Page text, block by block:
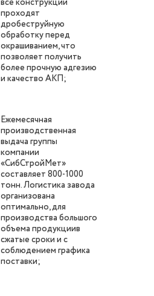
все конструкции
проходят
дробеструйную
обработку перед
окрашиванием, что
позволяет получить
более прочную адгезию
и качество АКП;
Ежемесячная
производственная
выдача группы
компании
«СибСтройМет»
составляет 800-1000
тонн. Логистика завода
организована
оптимально, для
производства большого
объема продукциив
сжатые сроки и с
соблюдением графика
поставки;